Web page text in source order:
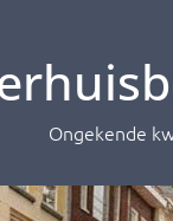
Ongekende